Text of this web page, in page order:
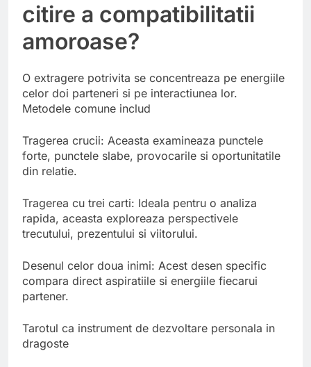
citire a compatibilitatii
amoroase?
O extragere potrivita se concentreaza pe energiile
celor doi parteneri si pe interactiunea lor.
Metodele comune includ
Tragerea crucii: Aceasta examineaza punctele
forte, punctele slabe, provocarile si oportunitatile
din relatie.
Tragerea cu trei carti: Ideala pentru o analiza
rapida, aceasta exploreaza perspectivele
trecutului, prezentului si viitorului.
Desenul celor doua inimi: Acest desen specific
compara direct aspiratiile si energiile fiecarui
partener.
Tarotul ca instrument de dezvoltare personala in
dragoste